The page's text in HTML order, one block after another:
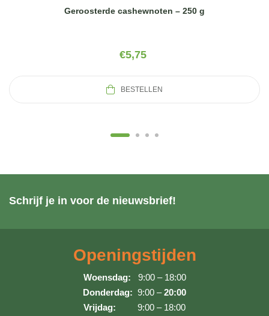
Geroosterde cashewnoten – 250 g
€5,75
BESTELLEN
Schrijf je in voor de nieuwsbrief!
Openingstijden
Woensdag: 9:00 – 18:00
Donderdag: 9:00 –20:00
Vrijdag: 9:00 – 18:00